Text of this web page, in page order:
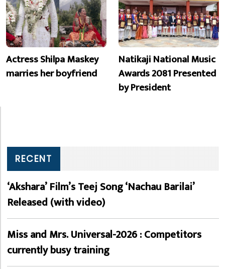
Actress Shilpa Maskey
marries her boyfriend
Natikaji National Music
Awards 2081 Presented
by President
RECENT
‘Akshara’ Film’s Teej Song ‘Nachau Barilai’
Released (with video)
Miss and Mrs. Universal-2026 : Competitors
currently busy training